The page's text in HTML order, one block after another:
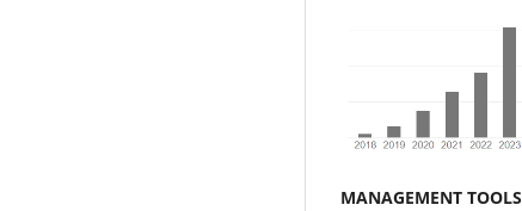
MANAGEMENT TOOLS